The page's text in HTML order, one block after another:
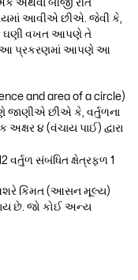
અથવા બીજી રીતે
આવીએ છીએ. જેવી કે,
ઘણી વખત આપણે તે
છે. આ પ્રકરણમાં આપણે આ
and area of a circle)
જાણીએ છીએ કે, વર્તુળના
૪ (વંચાય પાઈ) દ્વારા
કિંમત (આસન મૂલ્ય)
છે. જો કોઈ અન્ય